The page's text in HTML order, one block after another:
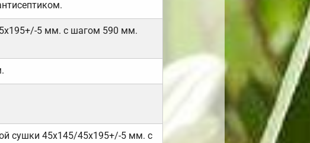
5 мм. с шагом 590 мм.
сушки 45х145/45х195+/-5 мм. с